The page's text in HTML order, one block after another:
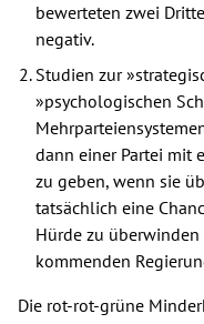
bewerteten zwei
negativ.
Studien zur
»psychologischen
dann einer Partei mit
zu geben, wenn sie
tatsächlich eine
Hürde zu
kommenden
Die rot-rot-grüne